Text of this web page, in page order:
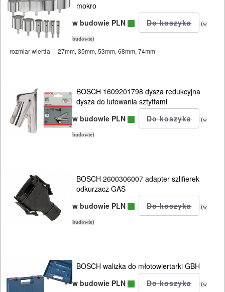
mokro
w budowie PLN
(w
budowie)
rozmiar wiertła 27mm, 35mm, 53mm, 68mm, 74mm
BOSCH 1609201798 dysza redukcyjna
dysza do lutowania sztyftami
w budowie PLN
(w
budowie)
BOSCH 2600306007 adapter szlifierek
odkurzacz GAS
w budowie PLN
(w
budowie)
BOSCH walizka do młotowiertarki GBH
w budowie PLN
(w